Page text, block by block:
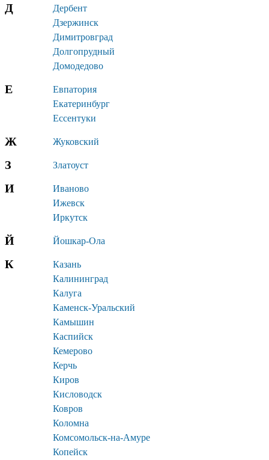
Д
Дербент
Дзержинск
Димитровград
Долгопрудный
Домодедово
Е
Евпатория
Екатеринбург
Ессентуки
Ж Жуковский
З Златоуст
И
Иваново
Ижевск
Иркутск
Й Йошкар-Ола
К
Казань
Калининград
Калуга
Каменск-Уральский
Камышин
Каспийск
Кемерово
Керчь
Киров
Кисловодск
Ковров
Коломна
Комсомольск-на-Амуре
Копейск